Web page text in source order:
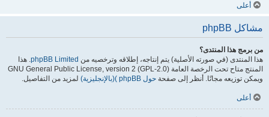
أعلى
مشاكل phpBB
من برمج هذا المنتدى؟
هذا المنتدى (في صورته الأصلية) يتم إنتاجه، إطلاقه وترخصيه من phpBB Limited. هذا
المنتج متاح تحت الرخصة العامة GNU General Public License, version 2 (GPL-2.0)
ويمكن توزيعه مجانًا. أنظر إلى صفحة حول phpBB )(بالإنجليزية) لمزيد من التفاصيل.
أعلى